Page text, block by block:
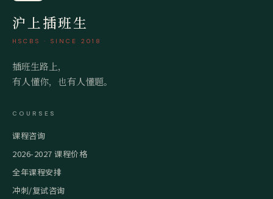
沪上插班生
HSCBS · SINCE 2018
插班生路上，
有人懂你，也有人懂题。
COURSES
课程咨询
2026-2027 课程价格
全年课程安排
冲刺/复试咨询